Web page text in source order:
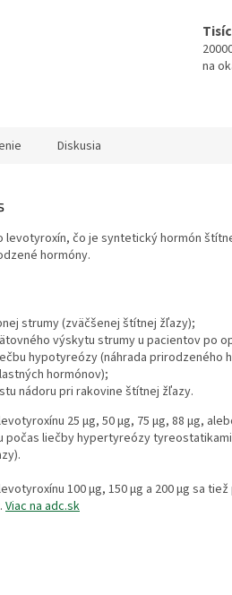
na
Diskusia
levotyroxín, čo je syntetický hormón
hormóny.
strumy (zväčšenej štítnej žľazy);
výskytu strumy u pacientov po
hypotyreózy (náhrada prirodzeného
hormónov);
nádoru pri rakovine štítnej žľazy.
25 μg, 50 μg, 75 μg, 88 μg,
počas liečby hypertyreózy
100 μg, 150 μg a 200 μg sa
Viac na adc.sk